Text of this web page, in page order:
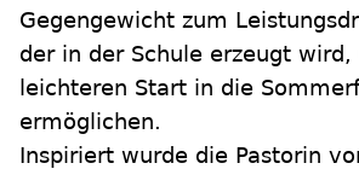
Gegengewicht zum
der in der Schule erzeugt wird,
leichteren Start in die
ermöglichen.
Inspiriert wurde die Pastorin